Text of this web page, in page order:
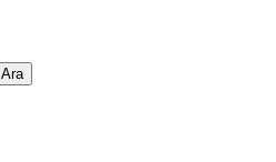
Ara